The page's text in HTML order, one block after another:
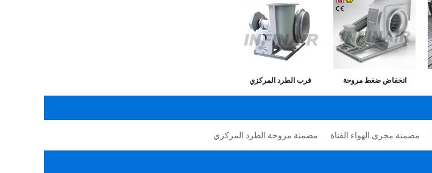
انخفاض ضغط مروحة
الطرد المركزي الصناعية /
فرب الطرد المركزي
مروحة / الى الوراء منحني
مضمنة مجرى الهواء القناة مضمنة مروحة الطرد المركزي